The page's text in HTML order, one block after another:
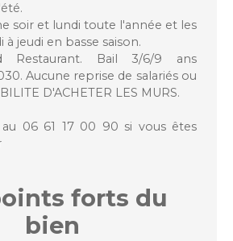
soir et lundi toute l'année et les
à jeudi en basse saison.
Restaurant. Bail 3/6/9 ans
Aucune reprise de salariés ou
D'ACHETER LES MURS.
06 61 17 00 90 si vous êtes
forts du
bien